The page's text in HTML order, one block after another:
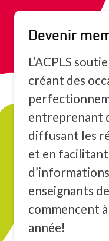
Devenir
L’ACPLS
créant des
entreprenant
diffusant les
et en facilitant
enseignants
commencent
année!